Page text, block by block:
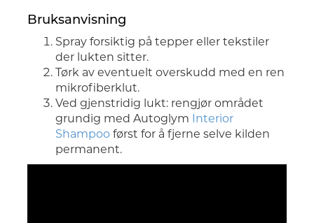
Bruksanvisning
Spray forsiktig på tepper eller tekstiler
der lukten sitter.
Tørk av eventuelt overskudd med en ren
mikrofiberklut.
Ved gjenstridig lukt: rengjør området
grundig med Autoglym Interior
Shampoo først for å fjerne selve kilden
permanent.